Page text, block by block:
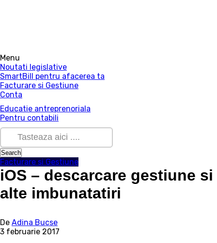
Menu
Noutati legislative
SmartBill pentru afacerea ta
Facturare si Gestiune
Conta
Educatie antreprenoriala
Pentru contabili
Facturare si Gestiune
iOS – descarcare gestiune si
alte imbunatatiri
De Adina Bucse
3 februarie 2017